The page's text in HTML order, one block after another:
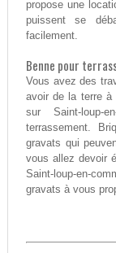
propose une
puissent se
facilement.
Benne pour
Vous avez des
avoir de la terre à
sur Saint-loup-
terrassement.
gravats qui
vous allez devoir
Saint-loup-en-
gravats à vous